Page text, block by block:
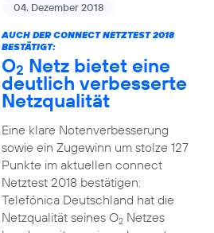
04. Dezember 2018
AUCH DER CONNECT NETZTEST 2018
BESTÄTIGT:
O2 Netz bietet eine
deutlich verbesserte
Netzqualität
Eine klare Notenverbesserung
sowie ein Zugewinn um stolze 127
Punkte im aktuellen connect
Netztest 2018 bestätigen:
Telefónica Deutschland hat die
Netzqualität seines O2Netzes